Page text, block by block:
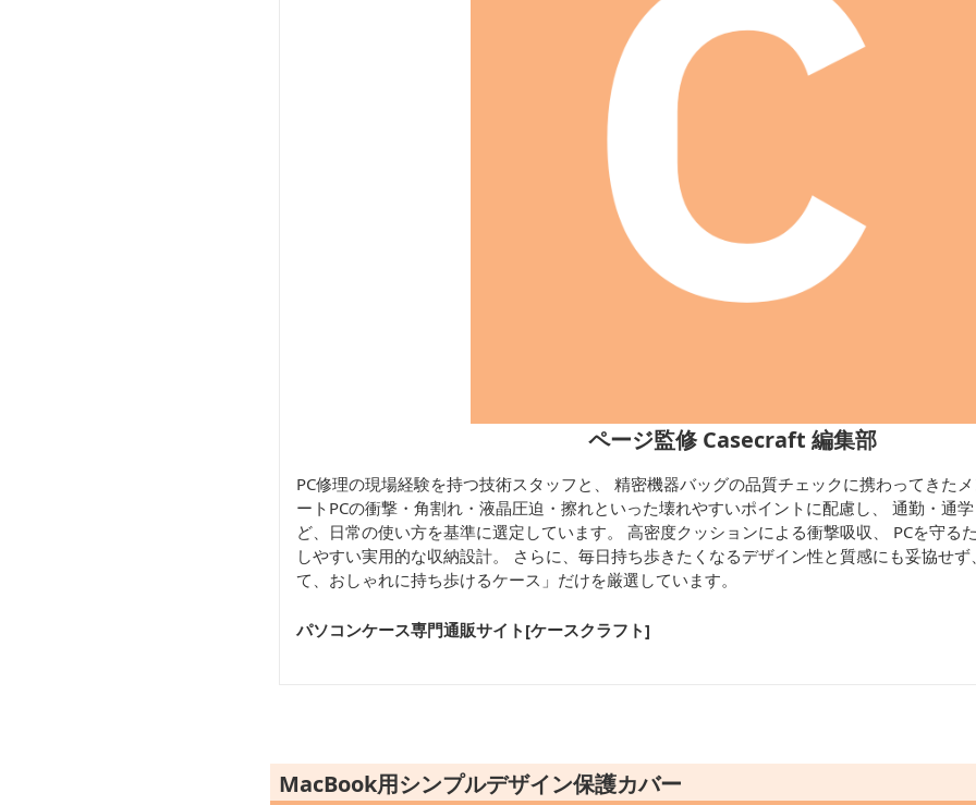
ページ監修 Casecraft 編集部
PC修理の現場経験を持つ技術スタッフと、 精密機器バッグの品質チェックに携わってきた
ートPCの衝撃・角割れ・液晶圧迫・擦れといった壊れやすいポイントに配慮し、 通勤・通
ど、日常の使い方を基準に選定しています。 高密度クッションによる衝撃吸収、 PCを守る
しやすい実用的な収納設計。 さらに、毎日持ち歩きたくなるデザイン性と質感にも妥協せず
て、おしゃれに持ち歩けるケース」だけを厳選しています。
パソコンケース専門通販サイト[ケースクラフト]
MacBook用シンプルデザイン保護カバー